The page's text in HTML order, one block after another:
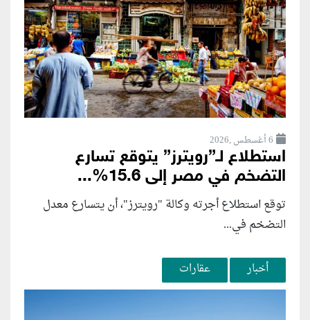
6 أغسطس ,2026
استطلاع لـ”رويترز” يتوقع تسارع
التضخم في مصر إلى 15.6%...
توقع استطلاع أجرته وكالة "رويترز"، أن يتسارع ‌معدل
التضخم في...
أخبار عقارات